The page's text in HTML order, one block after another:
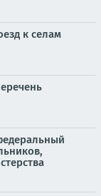
к селам